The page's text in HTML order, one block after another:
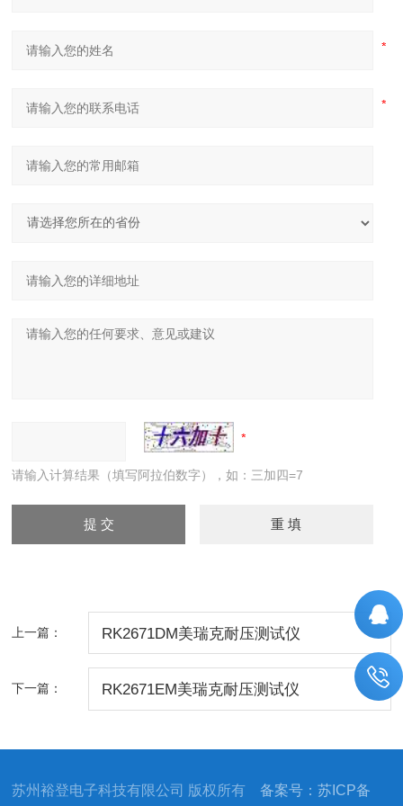
请输入计算结果（填写阿拉伯数字），如：三加四=7
上一篇： RK2671DM美瑞克耐压测试仪
下一篇： RK2671EM美瑞克耐压测试仪
苏州裕登电子科技有限公司 版权所有备案号：苏ICP备